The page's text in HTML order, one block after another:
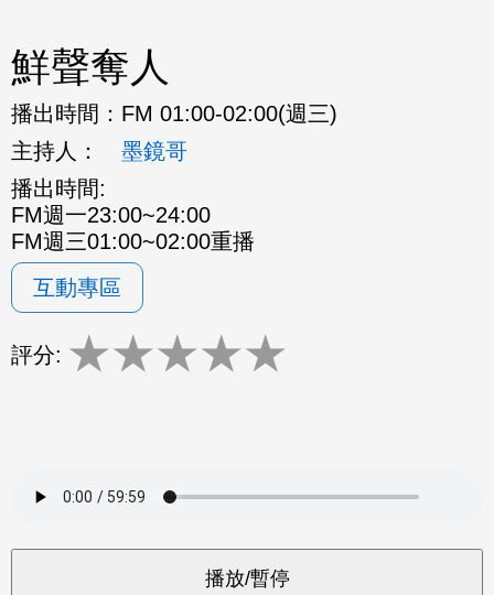
鮮聲奪人
播出時間： FM 01:00-02:00(週三)
主持人：
墨鏡哥
播出時間:
FM週一23:00~24:00
FM週三01:00~02:00重播
互動專區
評分: ★★★★★